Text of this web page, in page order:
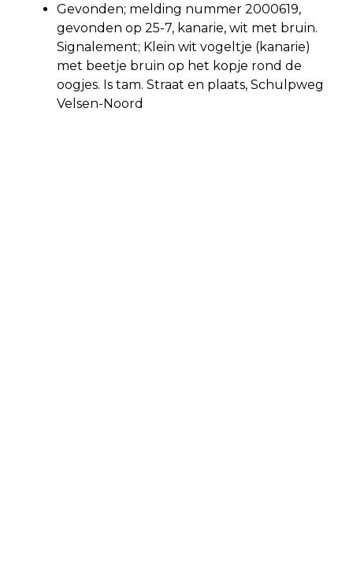
Gevonden; melding nummer 2000619,
gevonden op 25-7, kanarie, wit met bruin.
Signalement; Klein wit vogeltje (kanarie)
met beetje bruin op het kopje rond de
oogjes. Is tam. Straat en plaats, Schulpweg
Velsen-Noord